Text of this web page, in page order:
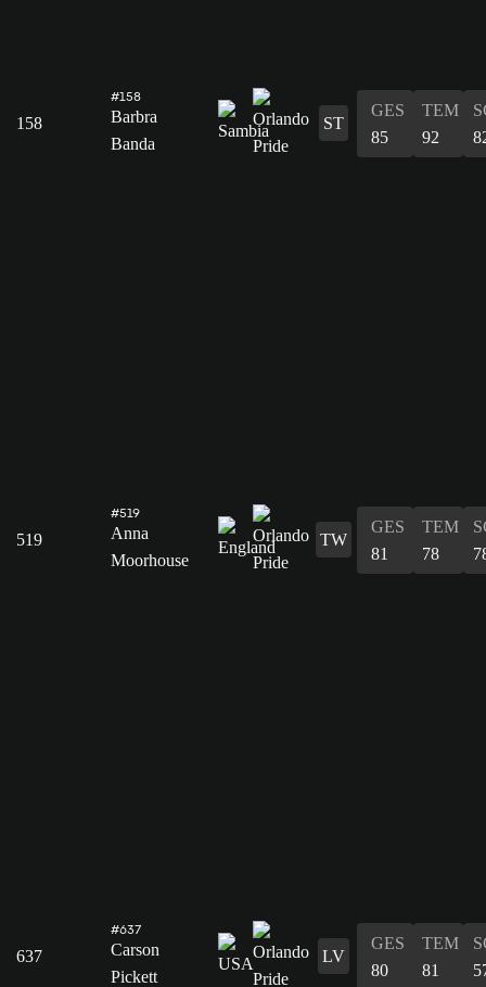
158
#158
Barbra
Banda
ST
GES
85
TEM
92
519
#519
Anna
Moorhouse
TW
GES
81
TEM
78
637
#637
Carson
Pickett
LV
GES
80
TEM
81